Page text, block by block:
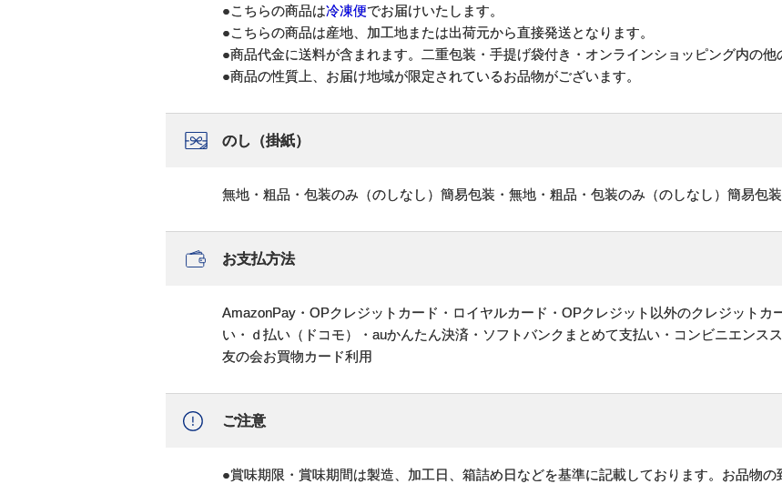
●こちらの商品は冷凍便でお届けいたします。
●こちらの商品は産地、加工地または出荷元から直接発送となります。
●商品代金に送料が含まれます。二重包装・手提げ袋付き・オンラインショッピング内の他
●商品の性質上、お届け地域が限定されているお品物がございます。
のし（掛紙）
無地・粗品・包装のみ（のしなし）簡易包装・無地・粗品・包装のみ（のしなし）簡易包装
お支払方法
AmazonPay・OPクレジットカード・ロイヤルカード・OPクレジット以外のクレジットカ
い・ｄ払い（ドコモ）・auかんたん決済・ソフトバンクまとめて支払い・コンビニエンス
友の会お買物カード利用
ご注意
●賞味期限・賞味期間は製造、加工日、箱詰め日などを基準に記載しております。お品物